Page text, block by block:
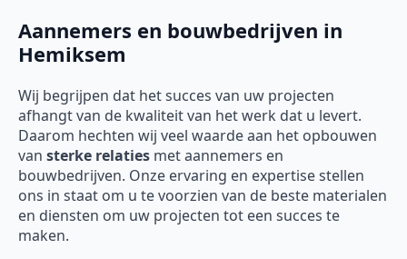
Aannemers en bouwbedrijven in
Hemiksem
Wij begrijpen dat het succes van uw projecten
afhangt van de kwaliteit van het werk dat u levert.
Daarom hechten wij veel waarde aan het opbouwen
van sterke relaties met aannemers en
bouwbedrijven. Onze ervaring en expertise stellen
ons in staat om u te voorzien van de beste materialen
en diensten om uw projecten tot een succes te
maken.